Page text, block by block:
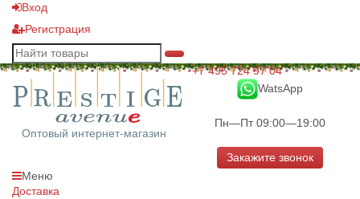
Вход
Регистрация
Оптовый интернет-магазин
+7 495 724 97 04
WatsApp
Пн—Пт 09:00—19:00
Закажите звонок
Меню
Доставка